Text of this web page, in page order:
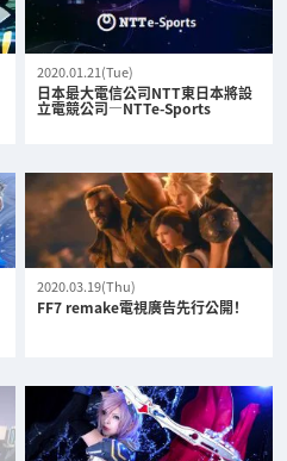
2020.01.21(Tue)
日本最大電信公司NTT東日本將設
立電競公司—NTTe-Sports
2020.03.19(Thu)
FF7 remake電視廣告先行公開！